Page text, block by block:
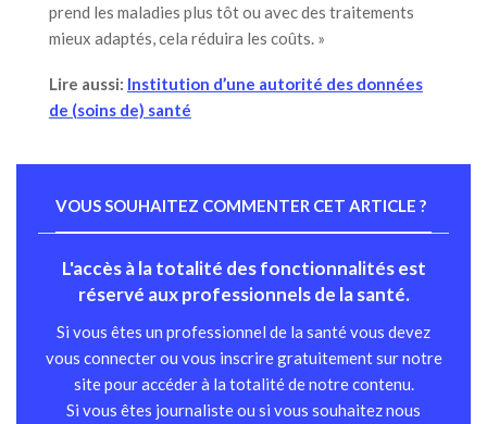
prend les maladies plus tôt ou avec des traitements
mieux adaptés, cela réduira les coûts. »
Lire aussi: Institution d’une autorité des données
de (soins de) santé
VOUS SOUHAITEZ COMMENTER CET ARTICLE ?
L'accès à la totalité des fonctionnalités est
réservé aux professionnels de la santé.
Si vous êtes un professionnel de la santé vous devez
vous connecter ou vous inscrire gratuitement sur notre
site pour accéder à la totalité de notre contenu.
Si vous êtes journaliste ou si vous souhaitez nous